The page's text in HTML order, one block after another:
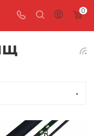
0